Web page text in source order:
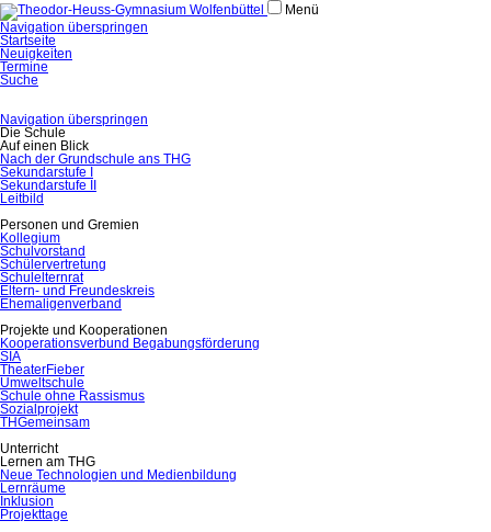
Menü
Navigation überspringen
Startseite
Neuigkeiten
Termine
Suche
Navigation überspringen
Die Schule
Auf einen Blick
Nach der Grundschule ans THG
Sekundarstufe I
Sekundarstufe II
Leitbild
Personen und Gremien
Kollegium
Schulvorstand
Schülervertretung
Schulelternrat
Eltern- und Freundeskreis
Ehemaligenverband
Projekte und Kooperationen
Kooperationsverbund Begabungsförderung
SIA
TheaterFieber
Umweltschule
Schule ohne Rassismus
Sozialprojekt
THGemeinsam
Unterricht
Lernen am THG
Neue Technologien und Medienbildung
Lernräume
Inklusion
Projekttage